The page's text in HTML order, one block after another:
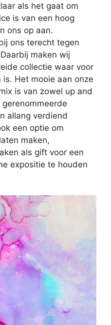
als het gaat om
is van een hoog
ons op aan.
ons terecht tegen
maken wij
collectie waar voor
Het mooie aan onze
is van zowel up and
allang verdiend
een optie om
maken,
als gift voor een
expositie te houden